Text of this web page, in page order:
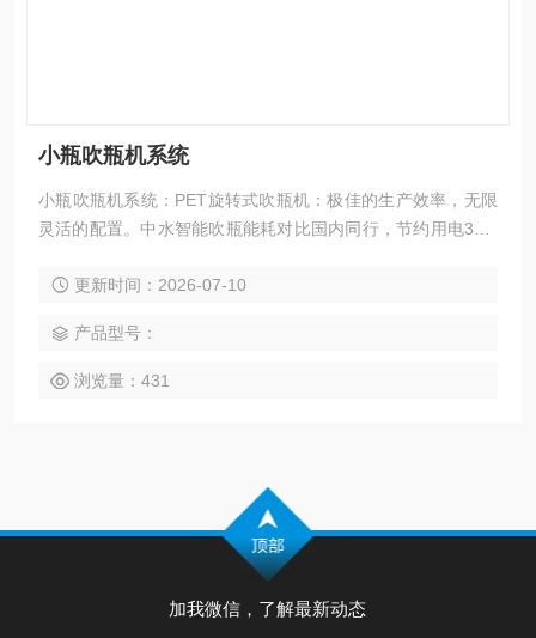
小瓶吹瓶机系统
小瓶吹瓶机系统：PET旋转式吹瓶机：极佳的生产效率，无限
灵活的配置。中水智能吹瓶能耗对比国内同行，节约用电30%
天生产22小时，每年生产280天计算，仅用电（吹瓶和空压）
更新时间：2026-07-10
产品型号：
浏览量：431
加我微信，了解最新动态